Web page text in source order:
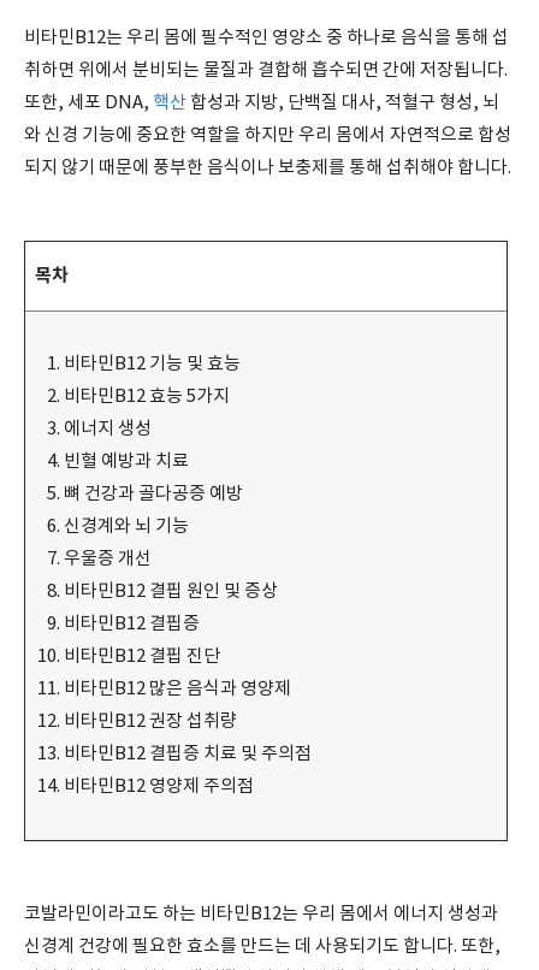
비타민B12는 우리 몸에 필수적인 영양소 중 하나로 음식을 통해 섭
취하면 위에서 분비되는 물질과 결합해 흡수되면 간에 저장됩니다.
또한, 세포 DNA, 핵산 합성과 지방, 단백질 대사, 적혈구 형성, 뇌
와 신경 기능에 중요한 역할을 하지만 우리 몸에서 자연적으로 합성
되지 않기 때문에 풍부한 음식이나 보충제를 통해 섭취해야 합니다.
목차
비타민B12 기능 및 효능
비타민B12 효능 5가지
에너지 생성
빈혈 예방과 치료
뼈 건강과 골다공증 예방
신경계와 뇌 기능
우울증 개선
비타민B12 결핍 원인 및 증상
비타민B12 결핍증
비타민B12 결핍 진단
비타민B12 많은 음식과 영양제
비타민B12 권장 섭취량
비타민B12 결핍증 치료 및 주의점
비타민B12 영양제 주의점
코발라민이라고도 하는 비타민B12는 우리 몸에서 에너지 생성과
신경계 건강에 필요한 효소를 만드는 데 사용되기도 합니다. 또한,